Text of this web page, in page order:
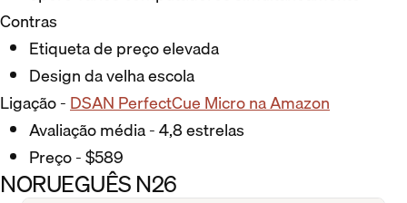
Contras
Etiqueta de preço elevada
Design da velha escola
Ligação - DSAN PerfectCue Micro na Amazon
Avaliação média - 4,8 estrelas
Preço - $589
NORUEGUÊS N26